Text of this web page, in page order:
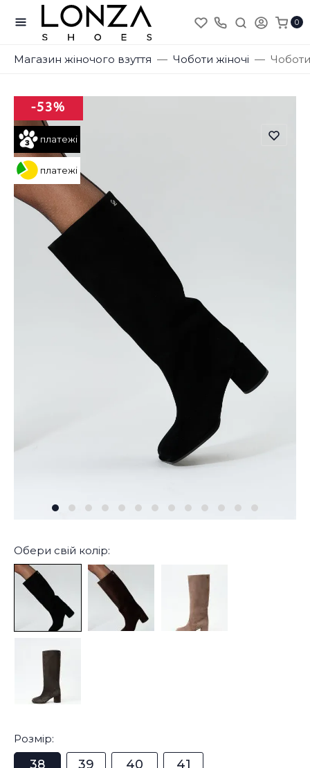
0
Магазин жіночого взуття Чоботи жіночі
платежі
платежі
-53%
Обери свій колір:
Розмір:
38 39 40 41